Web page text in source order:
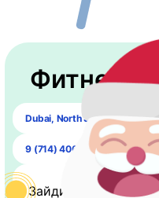
Фитнес
Dubai, North Side, Jumeirah
9 (714) 406-88-72
Зайдите в J Club и